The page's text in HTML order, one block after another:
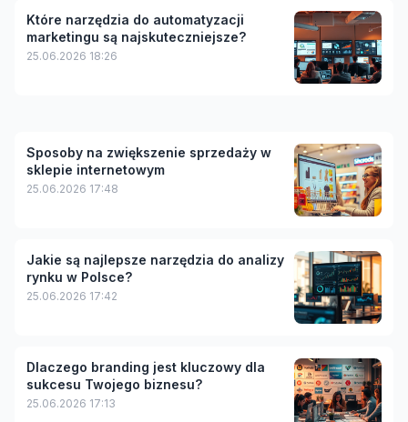
Które narzędzia do automatyzacji
marketingu są najskuteczniejsze?
25.06.2026 18:26
Sposoby na zwiększenie sprzedaży w
sklepie internetowym
25.06.2026 17:48
Jakie są najlepsze narzędzia do analizy
rynku w Polsce?
25.06.2026 17:42
Dlaczego branding jest kluczowy dla
sukcesu Twojego biznesu?
25.06.2026 17:13